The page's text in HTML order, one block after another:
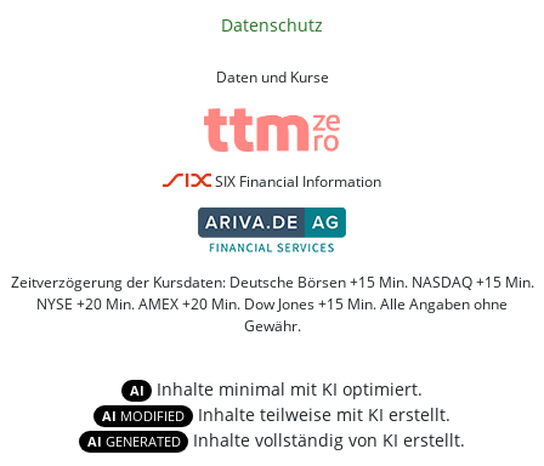
Datenschutz
Daten und Kurse
SIX Financial Information
Zeitverzögerung der Kursdaten: Deutsche Börsen +15 Min. NASDAQ +15 Min.
NYSE +20 Min. AMEX +20 Min. Dow Jones +15 Min. Alle Angaben ohne
Gewähr.
AI Inhalte minimal mit KI optimiert.
AI MODIFIED Inhalte teilweise mit KI erstellt.
AI GENERATED Inhalte vollständig von KI erstellt.